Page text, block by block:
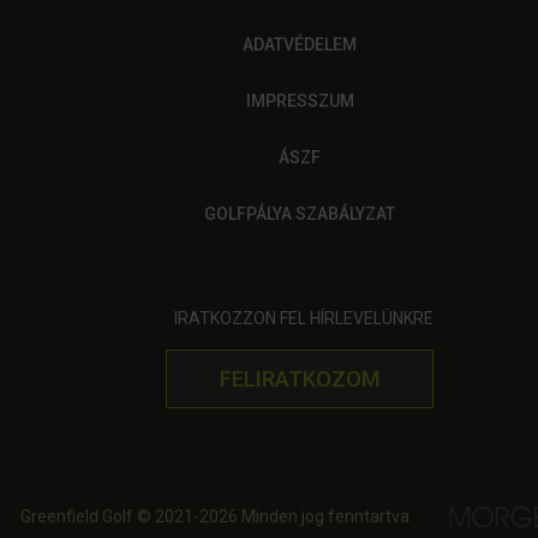
ADATVÉDELEM
IMPRESSZUM
ÁSZF
GOLFPÁLYA SZABÁLYZAT
IRATKOZZON FEL HÍRLEVELÜNKRE
FELIRATKOZOM
Greenfield Golf © 2021-2026 Minden jog fenntartva